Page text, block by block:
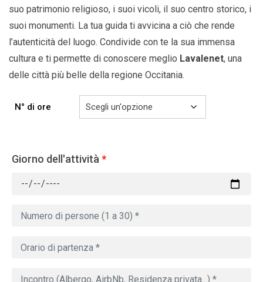
suo patrimonio religioso, i suoi vicoli, il suo centro storico, i
suoi monumenti. La tua guida ti avvicina a ciò che rende
l’autenticità del luogo. Condivide con te la sua immensa
cultura e ti permette di conoscere meglio Lavalenet, una
delle città più belle della regione Occitania.
N° di ore
Giorno dell'attività*